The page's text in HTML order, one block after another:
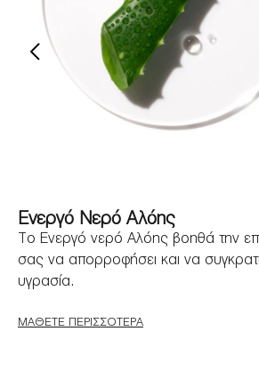
Ενεργό Νερό Αλόης
Το Ενεργό νερό Αλόης βοηθά την
σας να απορροφήσει και να
υγρασία.
ΜΆΘΕΤΕ ΠΕΡΙΣΣΌΤΕΡΑ